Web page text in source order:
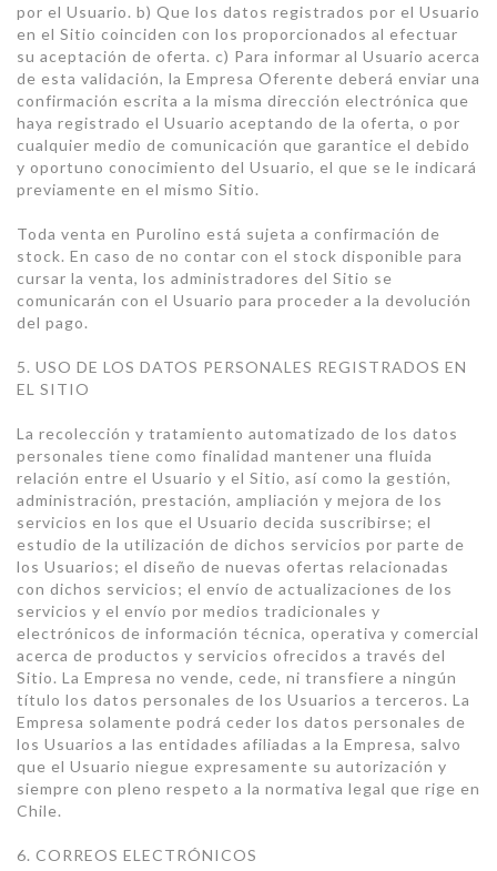
por el Usuario. b) Que los datos registrados por el Usuario
en el Sitio coinciden con los proporcionados al efectuar
su aceptación de oferta. c) Para informar al Usuario acerca
de esta validación, la Empresa Oferente deberá enviar una
confirmación escrita a la misma dirección electrónica que
haya registrado el Usuario aceptando de la oferta, o por
cualquier medio de comunicación que garantice el debido
y oportuno conocimiento del Usuario, el que se le indicará
previamente en el mismo Sitio.
Toda venta en Purolino está sujeta a confirmación de
stock. En caso de no contar con el stock disponible para
cursar la venta, los administradores del Sitio se
comunicarán con el Usuario para proceder a la devolución
del pago.
5. USO DE LOS DATOS PERSONALES REGISTRADOS EN
EL SITIO
La recolección y tratamiento automatizado de los datos
personales tiene como finalidad mantener una fluida
relación entre el Usuario y el Sitio, así como la gestión,
administración, prestación, ampliación y mejora de los
servicios en los que el Usuario decida suscribirse; el
estudio de la utilización de dichos servicios por parte de
los Usuarios; el diseño de nuevas ofertas relacionadas
con dichos servicios; el envío de actualizaciones de los
servicios y el envío por medios tradicionales y
electrónicos de información técnica, operativa y comercial
acerca de productos y servicios ofrecidos a través del
Sitio. La Empresa no vende, cede, ni transfiere a ningún
título los datos personales de los Usuarios a terceros. La
Empresa solamente podrá ceder los datos personales de
los Usuarios a las entidades afiliadas a la Empresa, salvo
que el Usuario niegue expresamente su autorización y
siempre con pleno respeto a la normativa legal que rige en
Chile.
6. CORREOS ELECTRÓNICOS